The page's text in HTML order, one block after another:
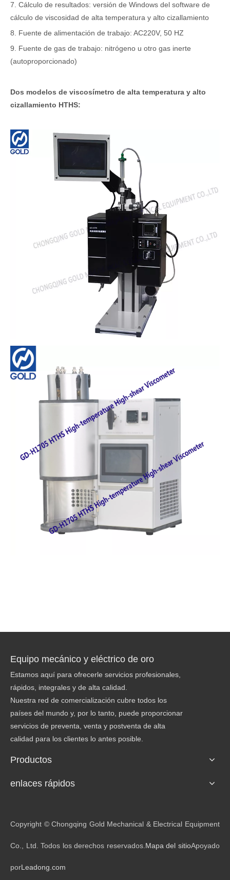
7. Cálculo de resultados: versión de Windows del software de
cálculo de viscosidad de alta temperatura y alto cizallamiento
8. Fuente de alimentación de trabajo: AC220V, 50 HZ
9. Fuente de gas de trabajo: nitrógeno u otro gas inerte
(autoproporcionado)
Dos modelos de viscosímetro de alta temperatura y alto
cizallamiento HTHS:
Equipo mecánico y eléctrico de oro
Estamos aquí para ofrecerle servicios profesionales,
rápidos, integrales y de alta calidad.
Nuestra red de comercialización cubre todos los
países del mundo y, por lo tanto, puede proporcionar
servicios de preventa, venta y postventa de alta
calidad para los clientes lo antes posible.
Productos
enlaces rápidos
Copyright © Chongqing Gold Mechanical & Electrical Equipment
Co., Ltd. Todos los derechos reservados. Mapa del sitioApoyado
porLeadong.com